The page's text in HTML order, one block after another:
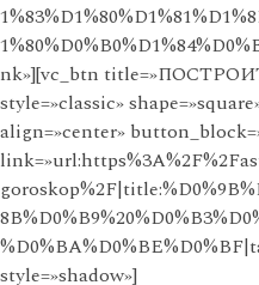
nk»][vc_btn
style=»classic»
align=»center»
style=»shadow»]